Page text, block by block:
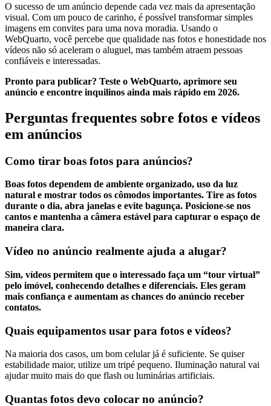
O sucesso de um anúncio depende cada vez mais da apresentação
visual. Com um pouco de carinho, é possível transformar simples
imagens em convites para uma nova moradia. Usando o
WebQuarto, você percebe que qualidade nas fotos e honestidade nos
vídeos não só aceleram o aluguel, mas também atraem pessoas
confiáveis e interessadas.
Pronto para publicar? Teste o WebQuarto, aprimore seu
anúncio e encontre inquilinos ainda mais rápido em 2026.
Perguntas frequentes sobre fotos e vídeos
em anúncios
Como tirar boas fotos para anúncios?
Boas fotos dependem de ambiente organizado, uso da luz
natural e mostrar todos os cômodos importantes. Tire as fotos
durante o dia, abra janelas e evite bagunça. Posicione-se nos
cantos e mantenha a câmera estável para capturar o espaço de
maneira clara.
Vídeo no anúncio realmente ajuda a alugar?
Sim, vídeos permitem que o interessado faça um “tour virtual”
pelo imóvel, conhecendo detalhes e diferenciais. Eles geram
mais confiança e aumentam as chances do anúncio receber
contatos.
Quais equipamentos usar para fotos e vídeos?
Na maioria dos casos, um bom celular já é suficiente. Se quiser
estabilidade maior, utilize um tripé pequeno. Iluminação natural vai
ajudar muito mais do que flash ou luminárias artificiais.
Quantas fotos devo colocar no anúncio?